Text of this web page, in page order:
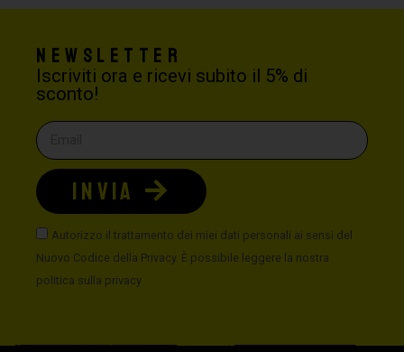
Newsletter
Iscriviti ora e ricevi subito il 5% di
sconto!
Autorizzo il trattamento dei miei dati personali ai sensi del
Nuovo Codice della Privacy. È possibile leggere la nostra
politica sulla privacy
INVIA